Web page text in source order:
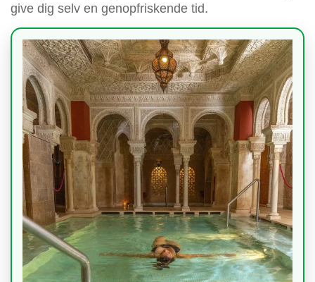
give dig selv en genopfriskende tid.